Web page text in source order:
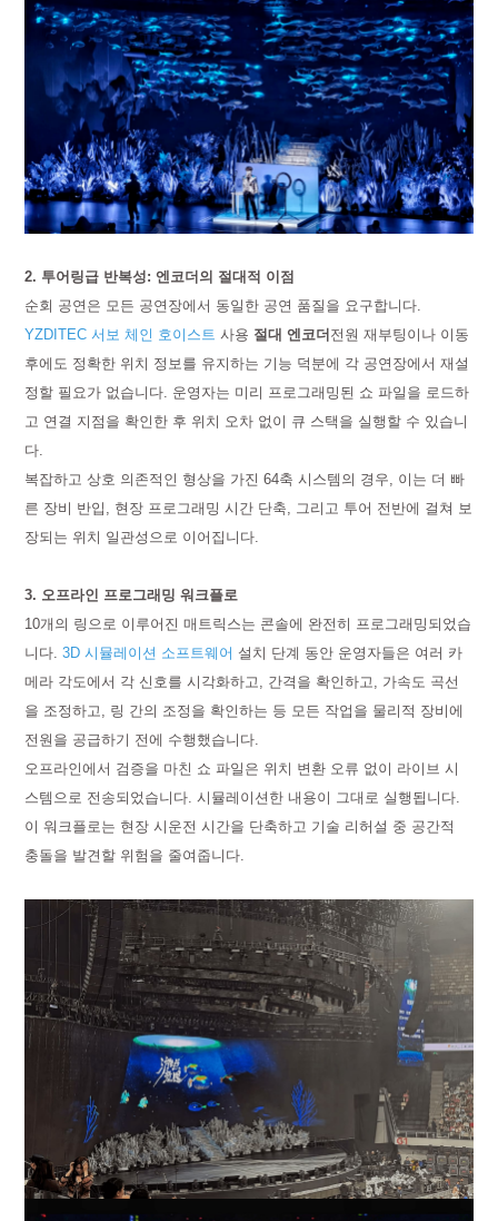
2. 투어링급 반복성: 엔코더의 절대적 이점
순회 공연은 모든 공연장에서 동일한 공연 품질을 요구합니다.
YZDITEC 서보 체인 호이스트 사용 절대 엔코더 전원 재부팅이나 이동
후에도 정확한 위치 정보를 유지하는 기능 덕분에 각 공연장에서 재설
정할 필요가 없습니다. 운영자는 미리 프로그래밍된 쇼 파일을 로드하
고 연결 지점을 확인한 후 위치 오차 없이 큐 스택을 실행할 수 있습니
다.
복잡하고 상호 의존적인 형상을 가진 64축 시스템의 경우, 이는 더 빠
른 장비 반입, 현장 프로그래밍 시간 단축, 그리고 투어 전반에 걸쳐 보
장되는 위치 일관성으로 이어집니다.
3. 오프라인 프로그래밍 워크플로
10개의 링으로 이루어진 매트릭스는 콘솔에 완전히 프로그래밍되었습
니다.3D 시뮬레이션 소프트웨어 설치 단계 동안 운영자들은 여러 카
메라 각도에서 각 신호를 시각화하고, 간격을 확인하고, 가속도 곡선
을 조정하고, 링 간의 조정을 확인하는 등 모든 작업을 물리적 장비에
전원을 공급하기 전에 수행했습니다.
오프라인에서 검증을 마친 쇼 파일은 위치 변환 오류 없이 라이브 시
스템으로 전송되었습니다. 시뮬레이션한 내용이 그대로 실행됩니다.
이 워크플로는 현장 시운전 시간을 단축하고 기술 리허설 중 공간적
충돌을 발견할 위험을 줄여줍니다.